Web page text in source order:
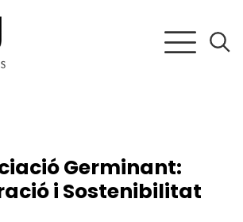
Germinant:
i Sostenibilitat